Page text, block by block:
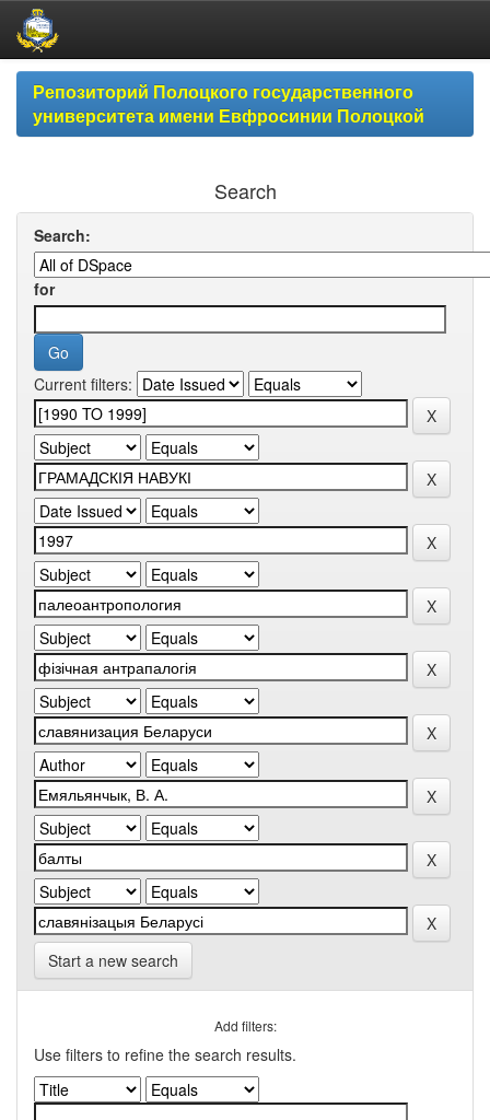
Skip
navigationРепозиторий Полоцкого государственного
университета имени Евфросинии Полоцкой
Search
Search:
for
Current filters:
Start a new search
Add filters:
Use filters to refine the search results.